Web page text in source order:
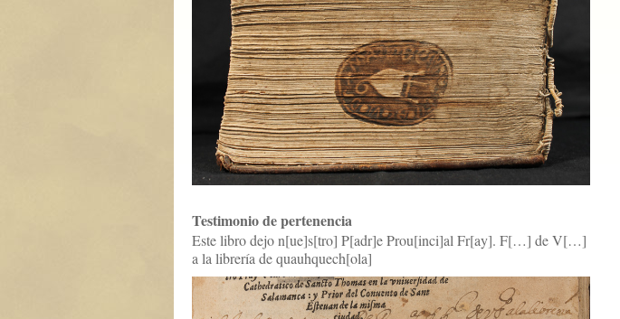
Testimonio de pertenencia
Este libro dejo n[ue]s[tro] P[adr]e Prou[inci]al Fr[ay]. F[…] de V[…]
a la librería de quauhquech[ola]